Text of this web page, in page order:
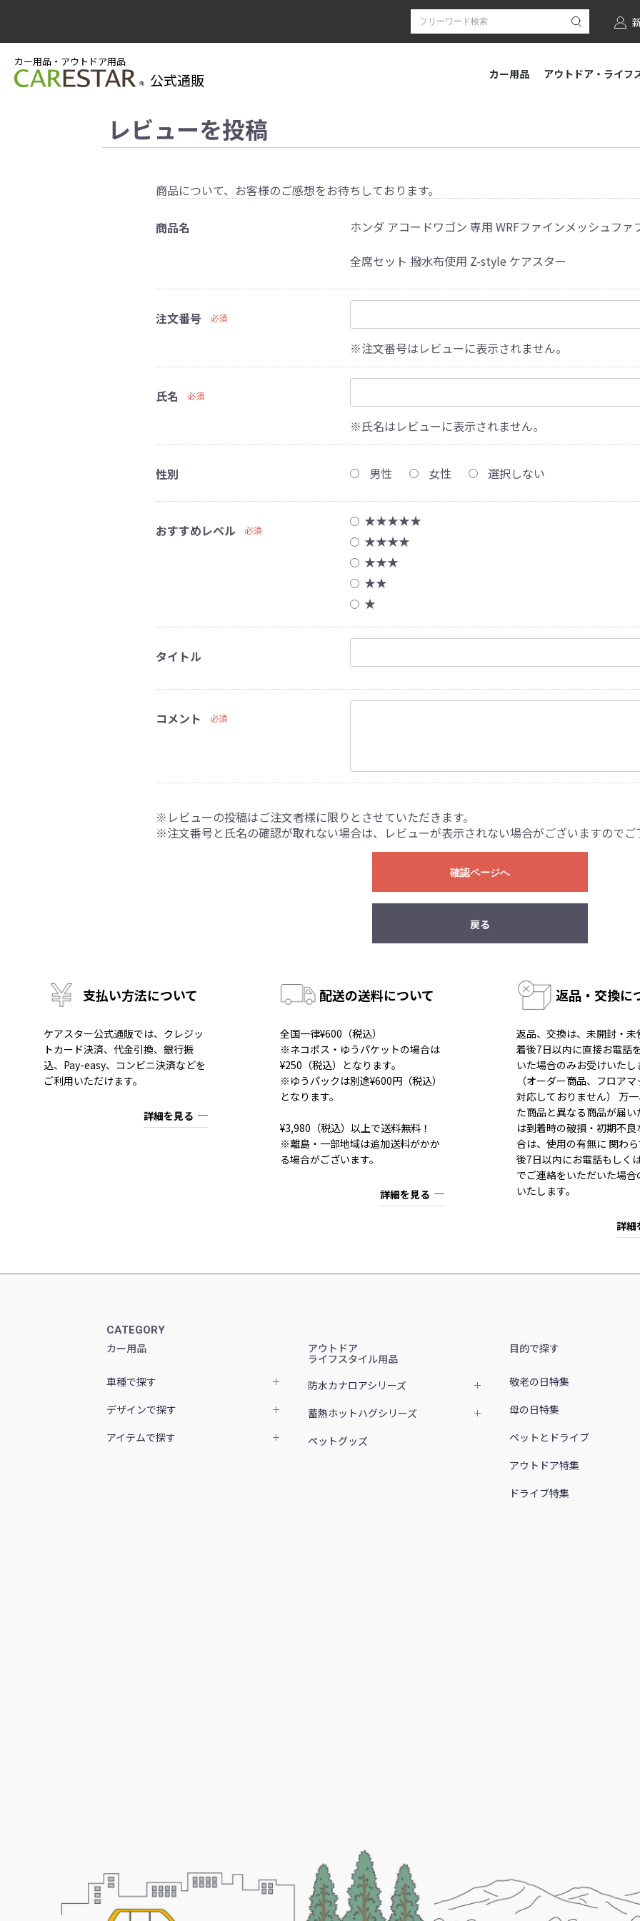
カー用品・アウトドア用品
公式通販 カー用品 アウトドア・ライフ
レビューを投稿
商品について、お客様のご感想をお待ちしております。
商品名
ホンダ アコードワゴン 専用 WRFファインメッシュフ
全席セット 撥水布使用 Z-style ケアスター
注文番号 必須
※注文番号はレビューに表示されません。
氏名 必須
※氏名はレビューに表示されません。
性別 男性 女性 選択しない
おすすめレベル 必須
★★★★★
★★★★
★★★
★★
★
タイトル
コメント 必須
※レビューの投稿はご注文者様に限りとさせていただきます。
※注文番号と氏名の確認が取れない場合は、レビューが表示されない場合がございますのでご
確認ページへ
戻る
支払い方法について
ケアスター公式通販では、クレジッ
トカード決済、代金引換、銀行振
込、Pay-easy、コンビニ決済などを
ご利用いただけます。
詳細を見る
配送の送料について
全国一律¥600（税込）
※ネコポス・ゆうパケットの場合は
¥250（税込）となります。
※ゆうパックは別途¥600円（税込）
となります。
¥3,980（税込）以上で送料無料！
※離島・一部地域は追加送料がかか
る場合がございます。
詳細を見る
返品・交換に
返品、交換は、未開封・未
着後7日以内に直接お電話
いた場合のみお受けいたし
（オーダー商品、フロア
対応しておりません） 万
た商品と異なる商品が届い
は到着時の破損・初期不良
合は、使用の有無に 関わ
後7日以内にお電話もしく
でご連絡をいただいた場合
いたします。
詳細
CATEGORY
カー用品
車種で探す
デザインで探す
アイテムで探す
アウトドア
ライフスタイル用品
防水カナロアシリーズ
蓄熱ホットハグシリーズ
ペットグッズ
目的で探す
敬老の日特集
母の日特集
ペットとドライブ
アウトドア特集
ドライブ特集